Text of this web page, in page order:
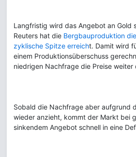
Langfristig wird das Angebot an Gold
Reuters hat die Bergbauproduktion
zyklische Spitze erreicht. Damit wird
einem Produktionsüberschuss
niedrigen Nachfrage die Preise weiter
Sobald die Nachfrage aber aufgrund
wieder anzieht, kommt der Markt bei
sinkendem Angebot schnell in eine